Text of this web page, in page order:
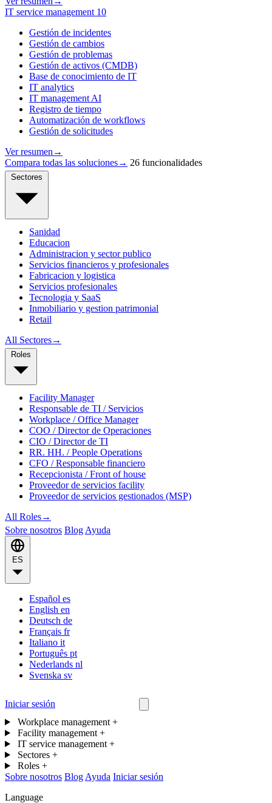
IT service management 10
Gestión de incidentes
Gestión de cambios
Gestión de problemas
Gestión de activos (CMDB)
Base de conocimiento de IT
IT analytics
IT management AI
Registro de tiempo
Automatización de workflows
Gestión de solicitudes
Ver resumen →
Compara todas las soluciones→ 26 funcionalidades
Sanidad
Educacion
Administracion y sector publico
Servicios financieros y profesionales
Fabricacion y logistica
Servicios profesionales
Tecnologia y SaaS
Inmobiliario y gestion patrimonial
Retail
All Sectores→
Facility Manager
Responsable de TI / Servicios
Workplace / Office Manager
COO / Director de Operaciones
CIO / Director de TI
RR. HH. / People Operations
CFO / Responsable financiero
Recepcionista / Front of house
Proveedor de servicios facility
Proveedor de servicios gestionados (MSP)
All Roles→
Sobre nosotros Blog Ayuda
Español es
English en
Deutsch de
Français fr
Italiano it
Português pt
Nederlands nl
Svenska sv
Iniciar sesión
Workplace management +
Facility management +
IT service management +
Sectores +
Roles +
Sobre nosotros Blog Ayuda Iniciar sesión
Language